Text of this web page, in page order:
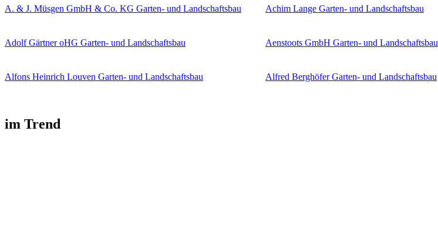
A. & J. Müsgen GmbH & Co. KG Garten- und Landschaftsbau Achim Lange Garten- und Landschaftsbau
Adolf Gärtner oHG Garten- und Landschaftsbau Aenstoots GmbH Garten- und Landschaftsbau
Alfons Heinrich Louven Garten- und Landschaftsbau Alfred Berghöfer Garten- und Landschaftsbau
im Trend